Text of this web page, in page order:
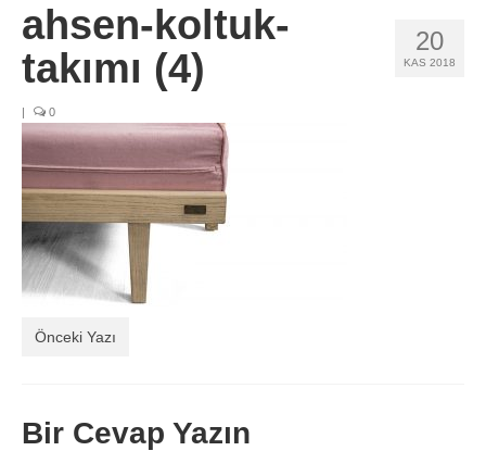
İskandinav Koltuklar
Berjerler
Salon Takımları
Bahçe Koltukları
Balkon Koltukları
20
KAS 2018
ahsen-koltuk-
takımı (4)
| 0
Önceki Yazı
Bir Cevap Yazın